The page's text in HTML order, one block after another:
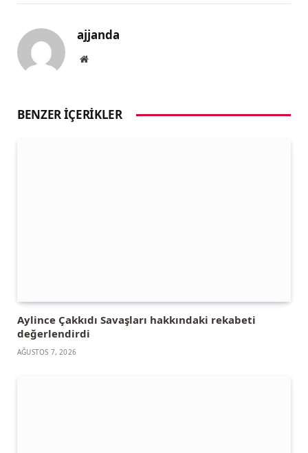
ajjanda
Website
BENZER İÇERIKLER
Aylince Çakkıdı Savaşları hakkındaki rekabeti
değerlendirdi
AĞUSTOS 7, 2026